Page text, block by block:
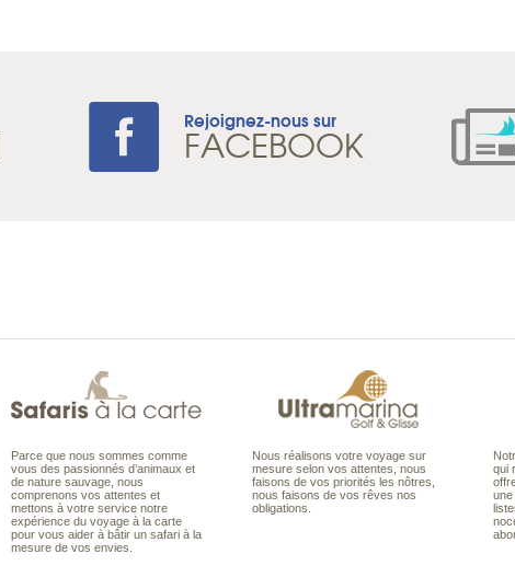
Rejoignez-nous sur
FACEBOOK
Parce que nous sommes comme
vous des passionnés d’animaux et
de nature sauvage, nous
comprenons vos attentes et
mettons à votre service notre
expérience du voyage à la carte
pour vous aider à bâtir un safari à la
mesure de vos envies.
Nous réalisons votre voyage sur
mesure selon vos attentes, nous
faisons de vos priorités les nôtres,
nous faisons de vos rêves nos
obligations.
qui
une